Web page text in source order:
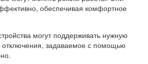
обеспечивая комфортное
могут поддерживать нужную
отключения, задаваемое с помощью